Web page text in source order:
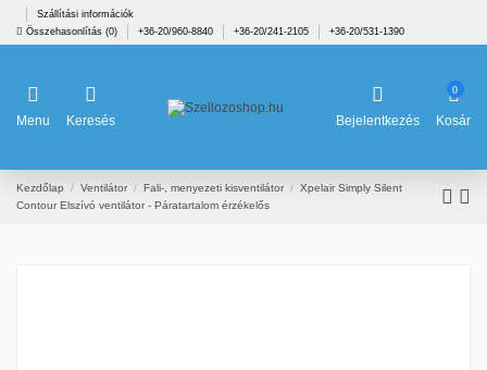
Szállítási információk
Összehasonlítás (0) +36-20/960-8840 +36-20/241-2105 +36-20/531-1390
Menu Keresés Bejelentkezés
0
Kosár
Kezdőlap Ventilátor Fali-, menyezeti kisventilátor
Xpelair Simply Silent
Contour Elszívó ventilátor - Páratartalom érzékelős